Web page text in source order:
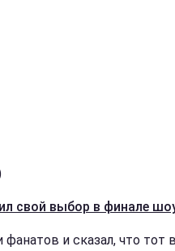
свой выбор в финале
и сказал, что тот